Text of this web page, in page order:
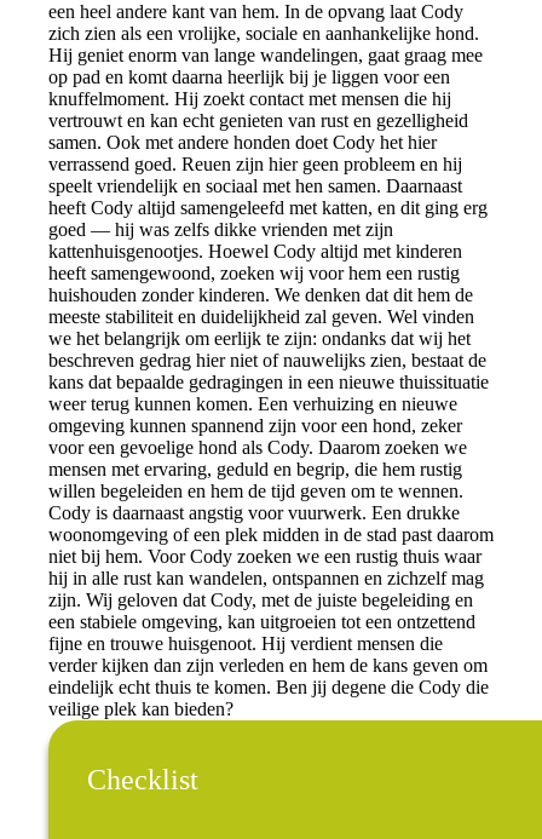
een heel andere kant van hem. In de opvang laat Cody
zich zien als een vrolijke, sociale en aanhankelijke hond.
Hij geniet enorm van lange wandelingen, gaat graag mee
op pad en komt daarna heerlijk bij je liggen voor een
knuffelmoment. Hij zoekt contact met mensen die hij
vertrouwt en kan echt genieten van rust en gezelligheid
samen. Ook met andere honden doet Cody het hier
verrassend goed. Reuen zijn hier geen probleem en hij
speelt vriendelijk en sociaal met hen samen. Daarnaast
heeft Cody altijd samengeleefd met katten, en dit ging erg
goed — hij was zelfs dikke vrienden met zijn
kattenhuisgenootjes. Hoewel Cody altijd met kinderen
heeft samengewoond, zoeken wij voor hem een rustig
huishouden zonder kinderen. We denken dat dit hem de
meeste stabiliteit en duidelijkheid zal geven. Wel vinden
we het belangrijk om eerlijk te zijn: ondanks dat wij het
beschreven gedrag hier niet of nauwelijks zien, bestaat de
kans dat bepaalde gedragingen in een nieuwe thuissituatie
weer terug kunnen komen. Een verhuizing en nieuwe
omgeving kunnen spannend zijn voor een hond, zeker
voor een gevoelige hond als Cody. Daarom zoeken we
mensen met ervaring, geduld en begrip, die hem rustig
willen begeleiden en hem de tijd geven om te wennen.
Cody is daarnaast angstig voor vuurwerk. Een drukke
woonomgeving of een plek midden in de stad past daarom
niet bij hem. Voor Cody zoeken we een rustig thuis waar
hij in alle rust kan wandelen, ontspannen en zichzelf mag
zijn. Wij geloven dat Cody, met de juiste begeleiding en
een stabiele omgeving, kan uitgroeien tot een ontzettend
fijne en trouwe huisgenoot. Hij verdient mensen die
verder kijken dan zijn verleden en hem de kans geven om
eindelijk echt thuis te komen. Ben jij degene die Cody die
veilige plek kan bieden?
Checklist